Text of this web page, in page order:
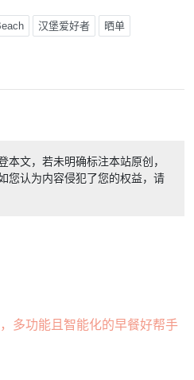
汉堡爱好者 晒单
本文，若未明确标注本站原创，
您认为内容侵犯了您的权益，请